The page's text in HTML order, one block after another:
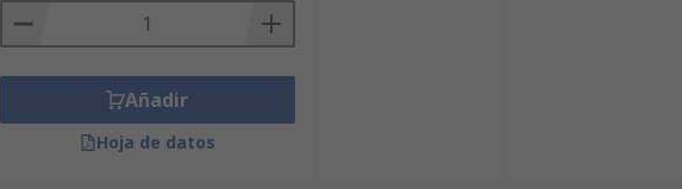
Añadir
Hoja de datos